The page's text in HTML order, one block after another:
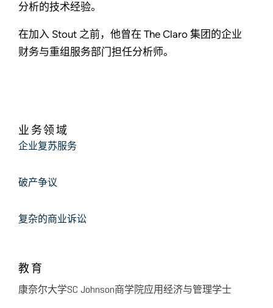
分析的技术经验。
在加入 Stout 之前，他曾在 The Claro 集团的企业
财务与重组服务部门担任分析师。
业务领域
企业复苏服务
破产争议
复杂的商业诉讼
教育
康奈尔大学SC Johnson商学院应用经济与管理学士